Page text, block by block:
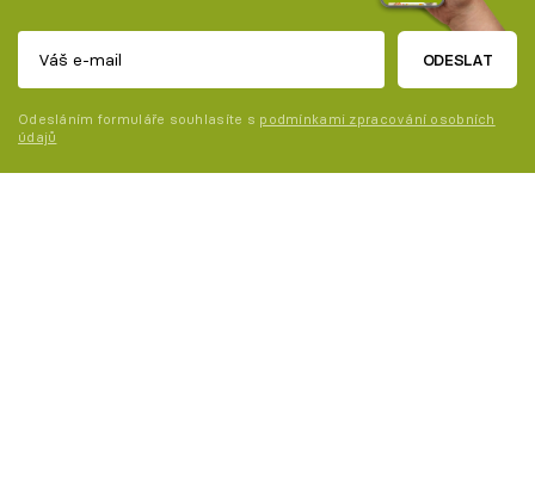
ODESLAT
Odesláním formuláře souhlasíte s podmínkami zpracování osobních
údajů